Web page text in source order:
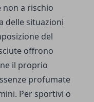
non a rischio
delle situazioni
del
offrono
il proprio
profumate
Per sportivi o